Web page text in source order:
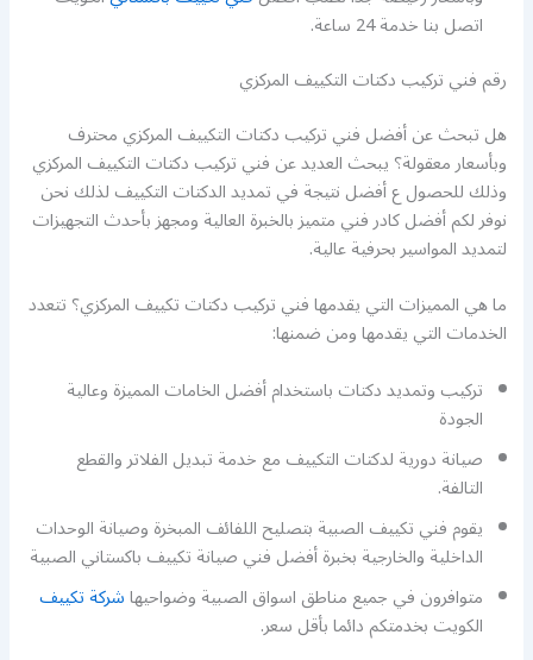
اتصل بنا خدمة 24 ساعة.
رقم فني تركيب دكتات التكييف المركزي
هل تبحث عن أفضل فني تركيب دكتات التكييف المركزي محترف
وبأسعار معقولة؟ يبحث العديد عن فني تركيب دكتات التكييف المركزي
وذلك للحصول ع أفضل نتيجة في تمديد الدكتات التكييف لذلك نحن
نوفر لكم أفضل كادر فني متميز بالخبرة العالية ومجهز بأحدث التجهيزات
لتمديد المواسير بحرفية عالية.
ما هي المميزات التي يقدمها فني تركيب دكتات تكييف المركزي؟ تتعدد
الخدمات التي يقدمها ومن ضمنها:
تركيب وتمديد دكتات باستخدام أفضل الخامات المميزة وعالية
الجودة
صيانة دورية لدكتات التكييف مع خدمة تبديل الفلاتر والقطع
التالفة.
يقوم فني تكييف الصبية بتصليح اللفائف المبخرة وصيانة الوحدات
الداخلية والخارجية بخبرة أفضل فني صيانة تكييف باكستاني الصبية
متوافرون في جميع مناطق اسواق الصبية وضواحيهاشركة تكييف
الكويت بخدمتكم دائما بأقل سعر.